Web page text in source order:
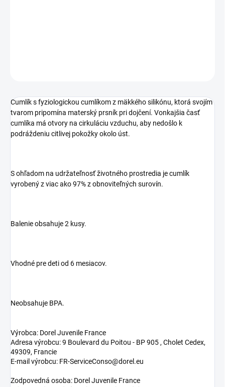
Cumlík s fyziologickou cumlíkom z mäkkého silikónu, ktorá svojím
tvarom pripomína materský prsník pri dojčení. Vonkajšia časť
cumlíka má otvory na cirkuláciu vzduchu, aby nedošlo k
podráždeniu citlivej pokožky okolo úst.
S ohľadom na udržateľnosť životného prostredia je cumlík
vyrobený z viac ako 97% z obnoviteľných surovín.
Balenie obsahuje 2 kusy.
Vhodné pre deti od 6 mesiacov.
Neobsahuje BPA.
Výrobca: Dorel Juvenile France
Adresa výrobcu: 9 Boulevard du Poitou - BP 905 , Cholet Cedex,
49309, Francie
E-mail výrobcu: FR-ServiceConso@dorel.eu
Zodpovedná osoba: Dorel Juvenile France